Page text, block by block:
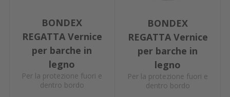
BONDEX
REGATTA Vernice
per barche in
legno
Per la protezione fuori e
dentro bordo
BONDEX
REGATTA Vernice
per barche in
legno
Per la protezione fuori e
dentro bordo